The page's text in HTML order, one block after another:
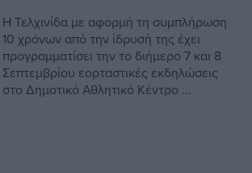
Η Τελχινίδα με αφορμή τη συμπλήρωση
10 χρόνων από την ίδρυσή της έχει
προγραμματίσει την το διήμερο 7 και 8
Σεπτεμβρίου εορταστικές εκδηλώσεις
στο Δημοτικό Αθλητικό Κέντρο ...